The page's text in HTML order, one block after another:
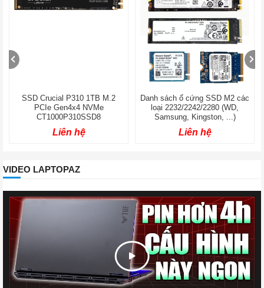
SSD Crucial P310 1TB M.2
PCIe Gen4x4 NVMe
CT1000P310SSD8
Liên hệ
Danh sách ổ cứng SSD M2 các
loại 2232/2242/2280 (WD,
Samsung, Kingston, ...)
Liên hệ
VIDEO LAPTOPAZ